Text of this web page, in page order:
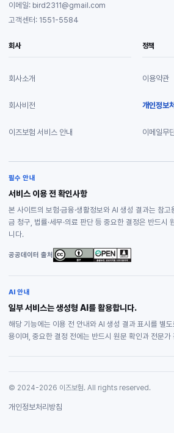
이메일: bird2311@gmail.com
고객센터: 1551-5584
회사
회사소개
회사비전
이즈보험 서비스 안내
정책
이용약관
개인정보
이메일무
필수 안내
서비스 이용 전 확인사항
본 사이트의 보험·금융·생활정보와 AI 생성 결과는 참
금 청구, 법률·세무·의료 판단 등 중요한 결정은 반드시
니다.
공공데이터 출처
AI 안내
일부 서비스는 생성형 AI를 활용합니다.
해당 기능에는 이용 전 안내와 AI 생성 결과 표시를 별
용이며, 중요한 결정 전에는 반드시 원문 확인과 전문가
© 2024-2026 이즈보험. All rights reserved.
개인정보처리방침